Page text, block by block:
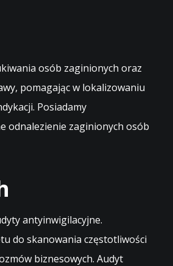
osób zaginionych oraz
pomagając w lokalizowaniu
Posiadamy
odnalezienie zaginionych osób
antyinwigilacyjne.
do skanowania częstotliwości
biznesowych. Audyt